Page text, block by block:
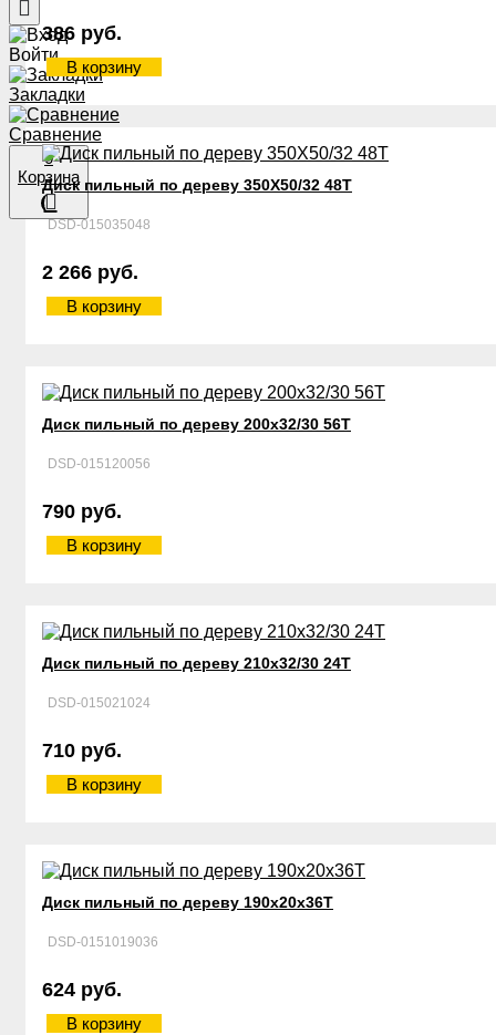
Войти
Закладки
Сравнение
0
Корзина
386 руб.
В корзину
Диск пильный по дереву 350Х50/32 48Т
DSD-015035048
2 266 руб.
В корзину
Диск пильный по дереву 200х32/30 56Т
DSD-015120056
790 руб.
В корзину
Диск пильный по дереву 210х32/30 24Т
DSD-015021024
710 руб.
В корзину
Диск пильный по дереву 190х20х36Т
DSD-0151019036
624 руб.
В корзину